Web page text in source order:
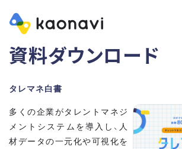
資料ダウンロード
タレマネ白書
多くの企業がタレントマネジ
メントシステムを導入し、人
材データの一元化や可視化を